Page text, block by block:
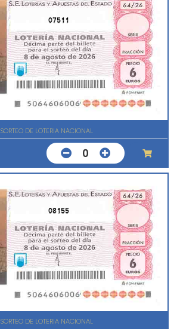
07511
SORTEO DE LOTERIA NACIONAL
0
08155
SORTEO DE LOTERIA NACIONAL